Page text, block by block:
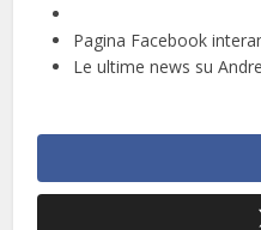
Pagina Facebook
Le ultime news su